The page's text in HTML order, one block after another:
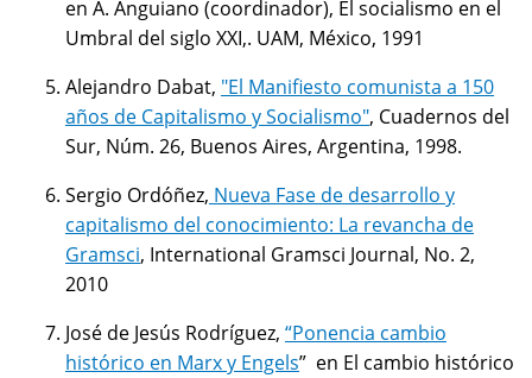
en A. Anguiano (coordinador), El socialismo en el
Umbral del siglo XXI,. UAM, México, 1991
Alejandro Dabat, "El Manifiesto comunista a 150
años de Capitalismo y Socialismo", Cuadernos del
Sur, Núm. 26, Buenos Aires, Argentina, 1998.
Sergio Ordóñez, Nueva Fase de desarrollo y
capitalismo del conocimiento: La revancha de
Gramsci, International Gramsci Journal, No. 2,
2010
José de Jesús Rodríguez, “Ponencia cambio
histórico en Marx y Engels” en El cambio histórico